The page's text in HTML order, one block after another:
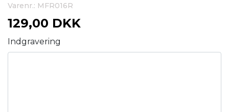
Varenr.: MFR016R
129,00 DKK
Indgravering